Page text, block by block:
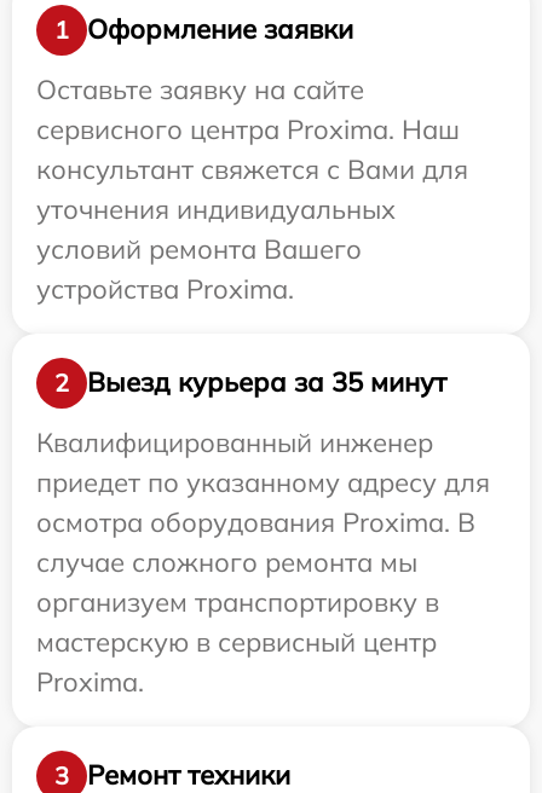
1
Оформление заявки
Оставьте заявку на сайте
сервисного центра Proxima. Наш
консультант свяжется с Вами для
уточнения индивидуальных
условий ремонта Вашего
устройства Proxima.
2
Выезд курьера за 35 минут
Квалифицированный инженер
приедет по указанному адресу для
осмотра оборудования Proxima. В
случае сложного ремонта мы
организуем транспортировку в
мастерскую в сервисный центр
Proxima.
3
Ремонт техники